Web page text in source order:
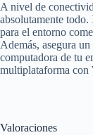
A nivel de
absolutamente
para el entorno
Además, asegura
computadora de tu
multiplataforma
Valoraciones